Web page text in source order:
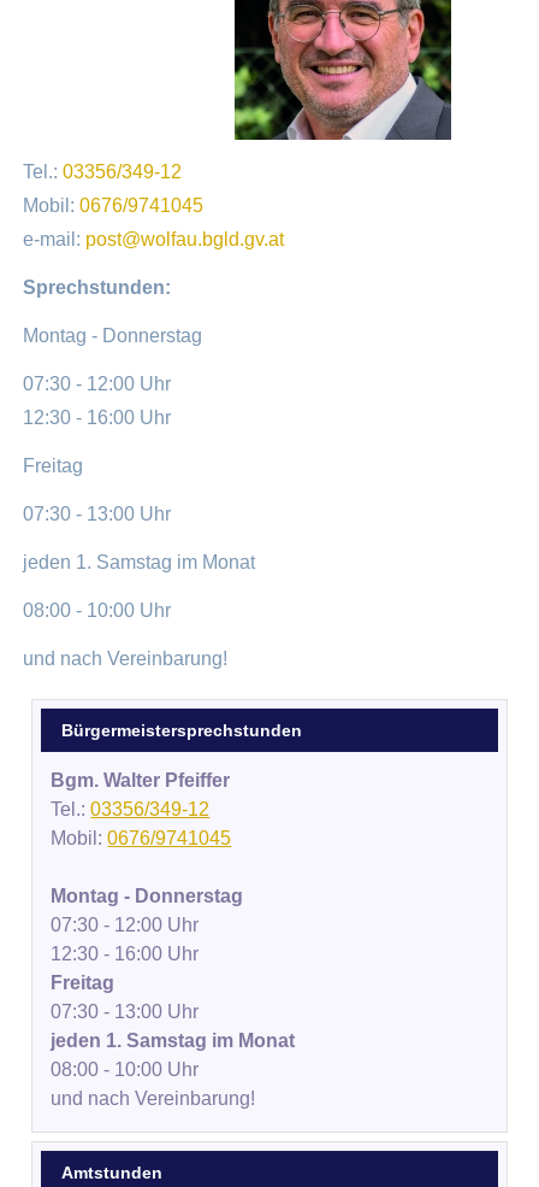
Tel.:03356/349-12
Mobil:0676/9741045
e-mail: post@wolfau.bgld.gv.at
Sprechstunden:
Montag - Donnerstag
07:30 - 12:00 Uhr
12:30 - 16:00 Uhr
Freitag
07:30 - 13:00 Uhr
jeden 1. Samstag im Monat
08:00 - 10:00 Uhr
und nach Vereinbarung!
Bürgermeistersprechstunden
Bgm. Walter Pfeiffer
Tel.:03356/349-12
Mobil:0676/9741045
Montag - Donnerstag
07:30 - 12:00 Uhr
12:30 - 16:00 Uhr
Freitag
07:30 - 13:00 Uhr
jeden 1. Samstag im Monat
08:00 - 10:00 Uhr
und nach Vereinbarung!
Amtstunden